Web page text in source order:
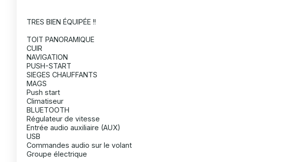
TRES BIEN ÉQUIPÉE !!
TOIT PANORAMIQUE
CUIR
NAVIGATION
PUSH-START
SIEGES CHAUFFANTS
MAGS
Push start
Climatiseur
BLUETOOTH
Régulateur de vitesse
Entrée audio auxiliaire (AUX)
USB
Commandes audio sur le volant
Groupe électrique